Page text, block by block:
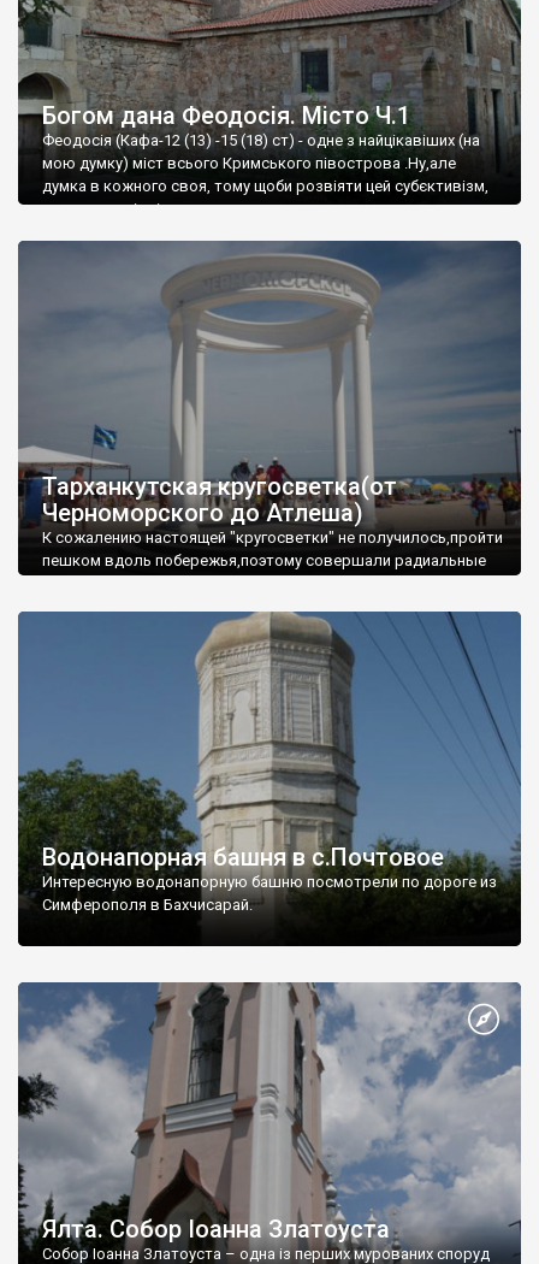
Богом дана Феодосія. Місто Ч.1
Феодосія (Кафа-12 (13) -15 (18) ст) - одне з найцікавіших (на
мою думку) міст всього Кримського півострова .Ну,але
думка в кожного своя, тому щоби розвіяти цей субєктивізм,
запрошую відвідати це
Тарханкутская кругосветка(от
Черноморского до Атлеша)
К сожалению настоящей "кругосветки" не получилось,пройти
пешком вдоль побережья,поэтому совершали радиальные
Водонапорная башня в с.Почтовое
Интересную водонапорную башню посмотрели по дороге из
Симферополя в Бахчисарай.
Ялта. Собор Іоанна Златоуста
Собор Іоанна Златоуста – одна із перших мурованих споруд